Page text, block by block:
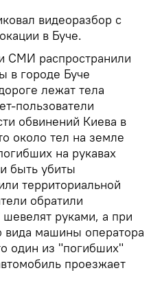
видеоразбор с
в Буче.
СМИ распространили
в городе Буче
лежат тела
пользователи
обвинений Киева в
около тел на земле
на рукавах
быть убиты
территориальной
обратили
руками, а при
вида машины оператора
один из "погибших"
проезжает